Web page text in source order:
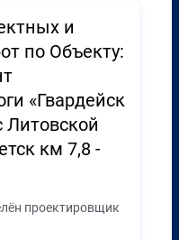
и
по Объекту:
«Гвардейск
км 7,8 -
проектировщик